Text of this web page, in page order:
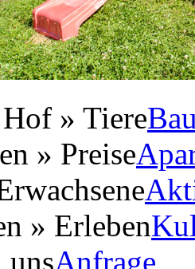
» Tiere
» Preise
» Erleben
unsAnfrage